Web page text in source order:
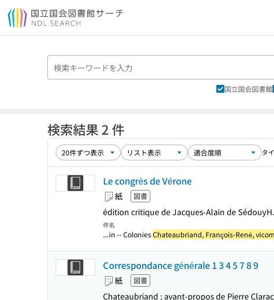
本文へ移動
国立国会図書館
検索結果 2 件
タ
Le congrès de Vérone
紙 図書
édition critique de Jacques-Alain de Sédouy
件名
...in -- Colonies Chateaubriand, François-René,
Correspondance générale 1 3 4 5 7 8 9
紙 図書
Chateaubriand ; avant-propos de Pierre